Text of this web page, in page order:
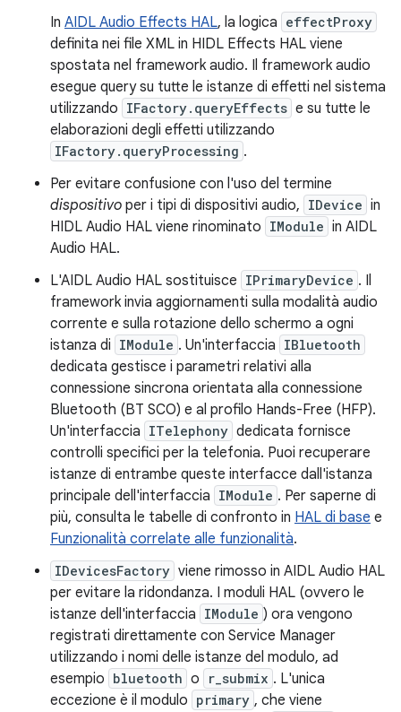
In AIDL Audio Effects HAL, la logica effectProxy
definita nei file XML in HIDL Effects HAL viene
spostata nel framework audio. Il framework audio
esegue query su tutte le istanze di effetti nel sistema
utilizzando IFactory.queryEffects e su tutte le
elaborazioni degli effetti utilizzando
IFactory.queryProcessing .
Per evitare confusione con l'uso del termine
dispositivo per i tipi di dispositivi audio, IDevice in
HIDL Audio HAL viene rinominato IModule in AIDL
Audio HAL.
L'AIDL Audio HAL sostituisce IPrimaryDevice . Il
framework invia aggiornamenti sulla modalità audio
corrente e sulla rotazione dello schermo a ogni
istanza di IModule . Un'interfaccia IBluetooth
dedicata gestisce i parametri relativi alla
connessione sincrona orientata alla connessione
Bluetooth (BT SCO) e al profilo Hands-Free (HFP).
Un'interfaccia ITelephony dedicata fornisce
controlli specifici per la telefonia. Puoi recuperare
istanze di entrambe queste interfacce dall'istanza
principale dell'interfaccia IModule . Per saperne di
più, consulta le tabelle di confronto in HAL di base e
Funzionalità correlate alle funzionalità.
IDevicesFactory viene rimosso in AIDL Audio HAL
per evitare la ridondanza. I moduli HAL (ovvero le
istanze dell'interfaccia IModule ) ora vengono
registrati direttamente con Service Manager
utilizzando i nomi delle istanze del modulo, ad
esempio bluetooth o r_submix . L'unica
eccezione è il modulo primary , che viene